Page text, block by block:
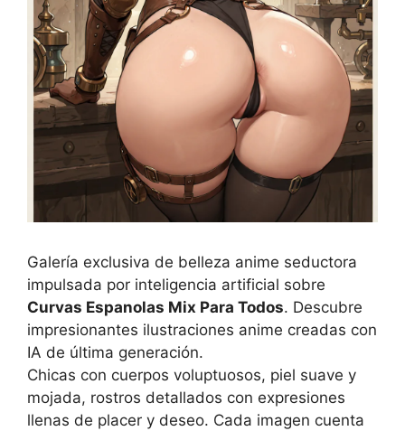
Galería exclusiva de belleza anime seductora
impulsada por inteligencia artificial sobre
Curvas Espanolas Mix Para Todos. Descubre
impresionantes ilustraciones anime creadas con
IA de última generación.
Chicas con cuerpos voluptuosos, piel suave y
mojada, rostros detallados con expresiones
llenas de placer y deseo. Cada imagen cuenta